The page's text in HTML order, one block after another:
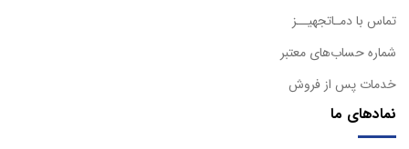
تماس با دمـاتجهیــز
شماره حساب‌های معتبر
خدمات پس از فروش
نمادهای ما